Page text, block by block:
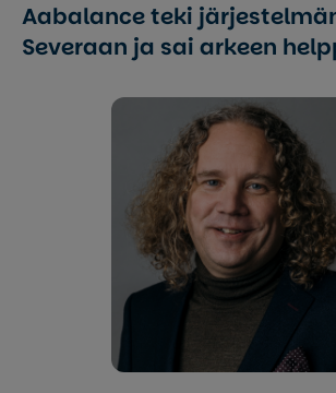
Aabalance teki
Severaan ja sai arkeen